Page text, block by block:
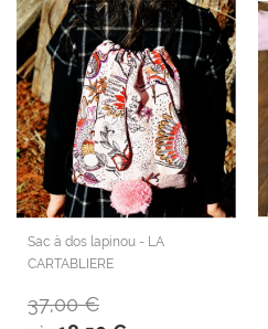
Sac à dos lapinou - LA
CARTABLIERE
37,00 €